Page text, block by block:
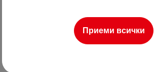
Двор
Приеми всички